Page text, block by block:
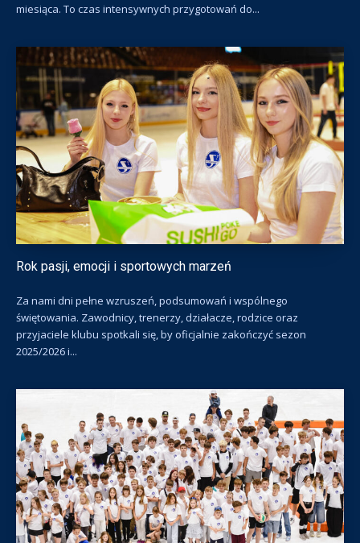
miesiąca. To czas intensywnych przygotowań do...
Rok pasji, emocji i sportowych marzeń
Za nami dni pełne wzruszeń, podsumowań i wspólnego
świętowania. Zawodnicy, trenerzy, działacze, rodzice oraz
przyjaciele klubu spotkali się, by oficjalnie zakończyć sezon
2025/2026 i...